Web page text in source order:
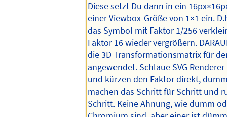
Diese setzt Du dann in ein
einer Viewbox-Größe von 1×1 ein.
das Symbol mit Faktor 1/256
Faktor 16 wieder vergrößern.
die 3D Transformationsmatrix für
angewendet. Schlaue SVG
und kürzen den Faktor direkt,
machen das Schritt für Schritt und
Schritt. Keine Ahnung, wie dumm